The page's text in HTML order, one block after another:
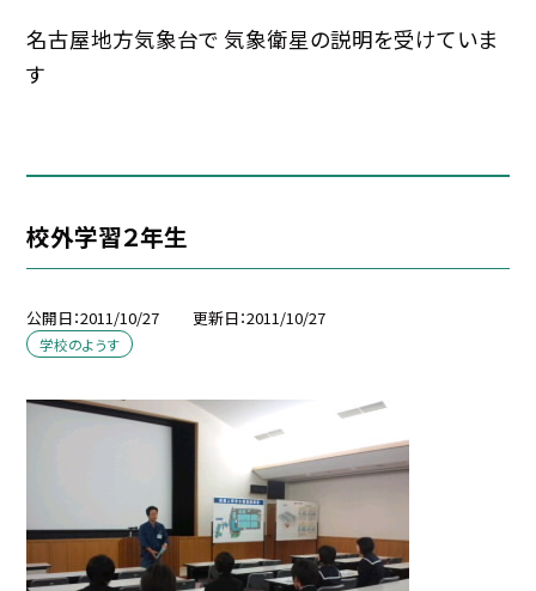
名古屋地方気象台で 気象衛星の説明を受けていま
す
校外学習２年生
公開日 2011/10/27 更新日 2011/10/27
学校のようす